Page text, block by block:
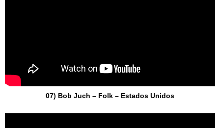
07) Bob Juch – Folk – Estados Unidos